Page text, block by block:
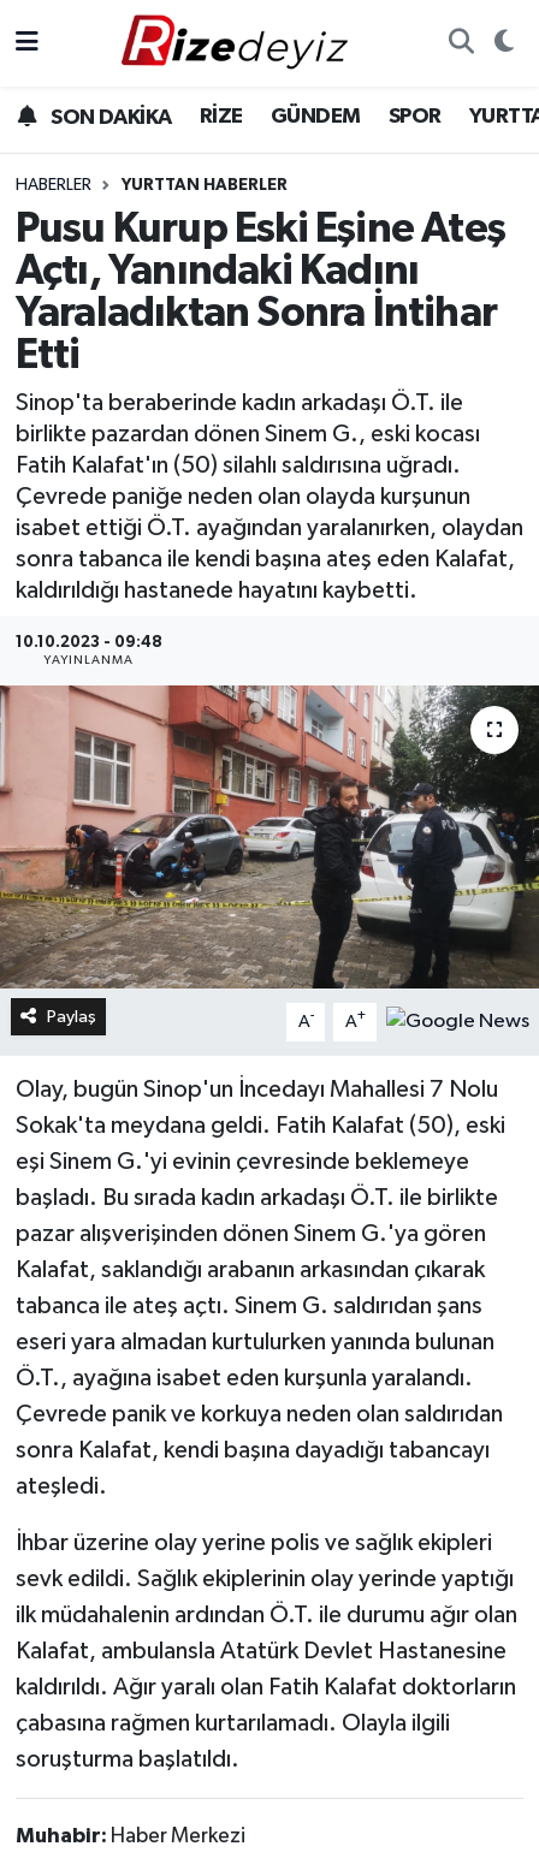
SON DAKİKA RİZE GÜNDEM SPOR
HABERLER YURTTAN HABERLER
Pusu Kurup Eski Eşine Ateş
Açtı, Yanındaki Kadını
Yaraladıktan Sonra İntihar
Etti
Sinop'ta beraberinde kadın arkadaşı Ö.T. ile
birlikte pazardan dönen Sinem G., eski kocası
Fatih Kalafat'ın (50) silahlı saldırısına uğradı.
Çevrede paniğe neden olan olayda kurşunun
isabet ettiği Ö.T. ayağından yaralanırken, olaydan
sonra tabanca ile kendi başına ateş eden Kalafat,
kaldırıldığı hastanede hayatını kaybetti.
10.10.2023 - 09:48
YAYINLANMA
Paylaş A- A+
Olay, bugün Sinop'un İncedayı Mahallesi 7 Nolu
Sokak'ta meydana geldi. Fatih Kalafat (50), eski
eşi Sinem G.'yi evinin çevresinde beklemeye
başladı. Bu sırada kadın arkadaşı Ö.T. ile birlikte
pazar alışverişinden dönen Sinem G.'ya gören
Kalafat, saklandığı arabanın arkasından çıkarak
tabanca ile ateş açtı. Sinem G. saldırıdan şans
eseri yara almadan kurtulurken yanında bulunan
Ö.T., ayağına isabet eden kurşunla yaralandı.
Çevrede panik ve korkuya neden olan saldırıdan
sonra Kalafat, kendi başına dayadığı tabancayı
ateşledi.
İhbar üzerine olay yerine polis ve sağlık ekipleri
sevk edildi. Sağlık ekiplerinin olay yerinde yaptığı
ilk müdahalenin ardından Ö.T. ile durumu ağır olan
Kalafat, ambulansla Atatürk Devlet Hastanesine
kaldırıldı. Ağır yaralı olan Fatih Kalafat doktorların
çabasına rağmen kurtarılamadı. Olayla ilgili
soruşturma başlatıldı.
Muhabir: Haber Merkezi
Gündem
Yurttan Haberler
Ekonomi
Teknoloji
Sağlık
Rize Hava Durumu
Rize Trafik Yoğunluk Haritası
Süper Lig Puan Durumu ve Fikstür
Tüm Manşetler
Son Dakika Haberleri
Haber Arşivi